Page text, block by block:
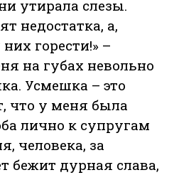
утирала слезы.
недостатка, а,
горести!» –
на губах невольно
Усмешка – это
что у меня была
лично к супругам
человека, за
бежит дурная слава,